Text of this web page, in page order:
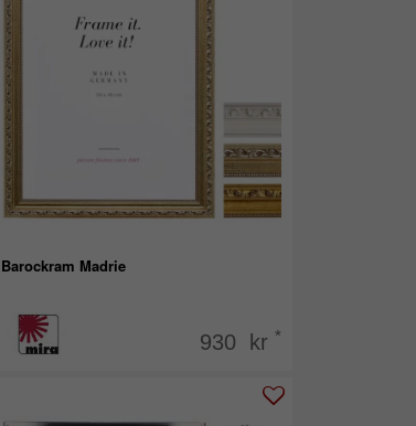
Barockram Madrie
930 kr *